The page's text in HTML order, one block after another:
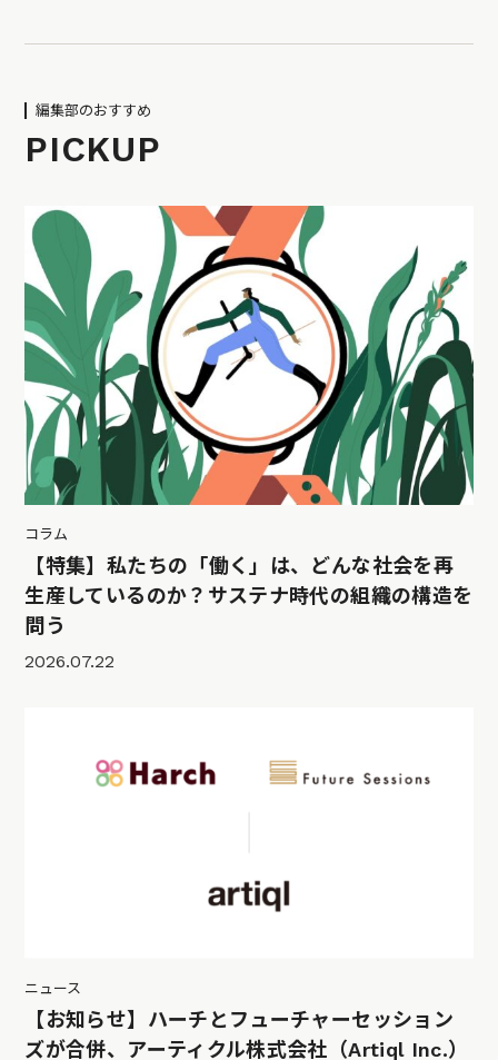
編集部のおすすめ
PICKUP
コラム
【特集】私たちの「働く」は、どんな社会を再
生産しているのか？サステナ時代の組織の構造を
問う
2026.07.22
ニュース
【お知らせ】ハーチとフューチャーセッション
ズが合併、アーティクル株式会社（Artiql Inc.）